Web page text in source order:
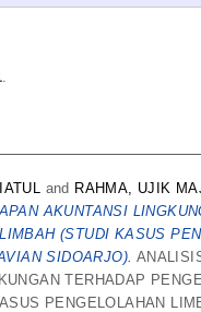
.
and RAHMA, UJIK
AKUNTANSI
(STUDI KASUS
SIDOARJO).
TERHADAP
PENGELOLAHAN